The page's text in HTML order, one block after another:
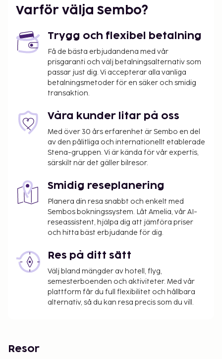
Varför välja Sembo?
Trygg och flexibel betalning
Få de bästa erbjudandena med vår
prisgaranti och välj betalningsalternativ som
passar just dig. Vi accepterar alla vanliga
betalningsmetoder för en säker och smidig
transaktion.
Våra kunder litar på oss
Med över 30 års erfarenhet är Sembo en del
av den pålitliga och internationellt etablerade
Stena-gruppen. Vi är kända för vår expertis,
särskilt när det gäller bilresor.
Smidig reseplanering
Planera din resa snabbt och enkelt med
Sembos bokningssystem. Låt Amelia, vår AI-
reseassistent, hjälpa dig att jämföra priser
och hitta bäst erbjudande för dig.
Res på ditt sätt
Välj bland mängder av hotell, flyg,
semesterboenden och aktiviteter. Med vår
plattform får du full flexibilitet och hållbara
alternativ, så du kan resa precis som du vill.
Resor